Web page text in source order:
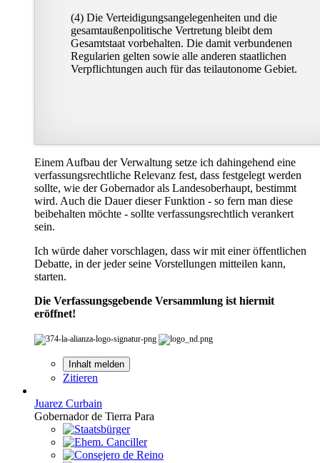
(4) Die Verteidigungsangelegenheiten und die
gesamtaußenpolitische Vertretung bleibt dem
Gesamtstaat vorbehalten. Die damit verbundenen
Regularien gelten sowie alle anderen staatlichen
Verpflichtungen auch für das teilautonome Gebiet.
Einem Aufbau der Verwaltung setze ich dahingehend eine
verfassungsrechtliche Relevanz fest, dass festgelegt werden
sollte, wie der Gobernador als Landesoberhaupt, bestimmt
wird. Auch die Dauer dieser Funktion - so fern man diese
beibehalten möchte - sollte verfassungsrechtlich verankert
sein.
Ich würde daher vorschlagen, dass wir mit einer öffentlichen
Debatte, in der jeder seine Vorstellungen mitteilen kann,
starten.
Die Verfassungsgebende Versammlung ist hiermit
eröffnet!
Inhalt melden
Zitieren
Juarez Curbain
Gobernador de Tierra Para